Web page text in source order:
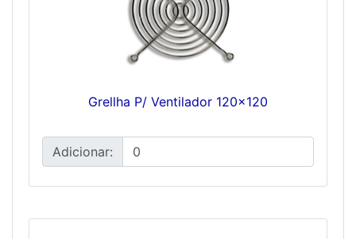
Grellha P/ Ventilador 120x120
Adicionar: